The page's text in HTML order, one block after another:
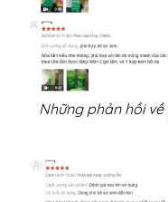
Những phản hồi